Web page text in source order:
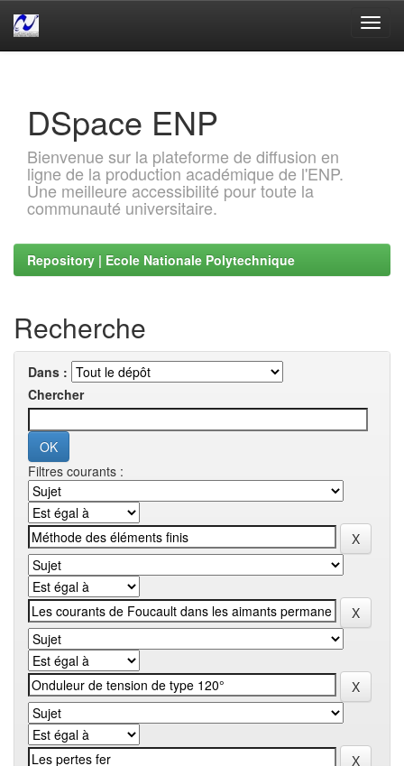
DSpace ENP
Bienvenue sur la plateforme de diffusion en
ligne de la production académique de l'ENP.
Une meilleure accessibilité pour toute la
communauté universitaire.
Repository | Ecole Nationale Polytechnique
Recherche
Dans :
Chercher
Filtres courants :